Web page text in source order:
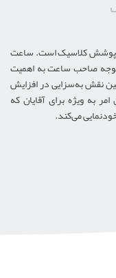
پوشش کلاسیک است. ساعت
توجه صاحب ساعت به اهمیت
نقش به‌سزایی در افزایش
به ویژه برای آقایان که
می‌کند.